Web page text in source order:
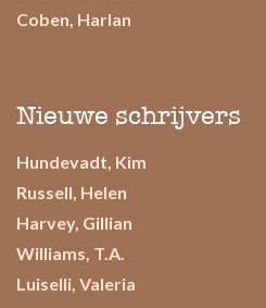
Coben, Harlan
Nieuwe schrijvers
Hundevadt, Kim
Russell, Helen
Harvey, Gillian
Williams, T.A.
Luiselli, Valeria